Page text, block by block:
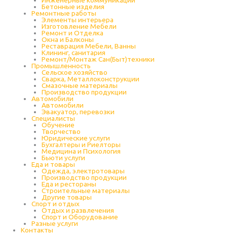
Бетонные изделия
Ремонтные работы
Элементы интерьера
Изготовление Мебели
Ремонт и Отделка
Окна и Балконы
Реставрация Мебели, Ванны
Клининг, санитария
Ремонт/Монтаж Сан(Быт)техники
Промышленность
Cельское хозяйство
Сварка, Металлоконструкции
Cмазочные материалы
Производство продукции
Автомобили
Автомобили
Эвакуатор, перевозки
Специалисты
Обучение
Творчество
Юридические услуги
Бухгалтеры и Риелторы
Медицина и Психология
Бьюти услуги
Еда и товары
Одежда, электротовары
Производство продукции
Еда и рестораны
Строительные материалы
Другие товары
Спорт и отдых
Отдых и развлечения
Спорт и Оборудование
Разные услуги
Контакты